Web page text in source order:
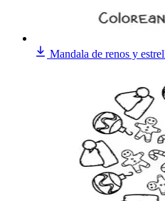
Mandala de renos y